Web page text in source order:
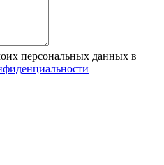
персональных данных в